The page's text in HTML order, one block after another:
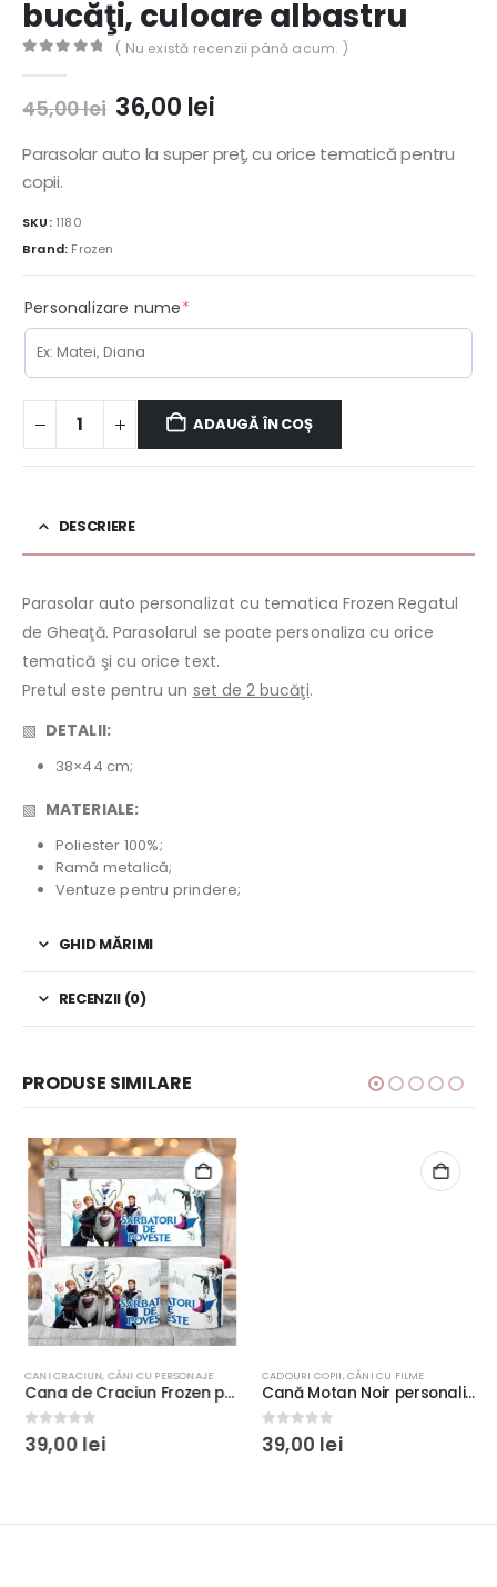
bucăţi, culoare albastru
( Nu există recenzii până acum. )
45,00lei Prețul
inițial
a
36,00 leiPrețul
este:
Parasolar auto la super preţ, cu orice tematică pentru
copii.
SKU: 1180
Brand: Frozen
Personalizare nume*(required)
ADAUGĂ ÎN COȘ
DESCRIERE
Parasolar auto personalizat cu tematica Frozen Regatul
de Gheaţă. Parasolarul se poate personaliza cu orice
tematică şi cu orice text.
Pretul este pentru un set de 2 bucăţi.
▧ DETALII:
38×44 cm;
▧ MATERIALE:
Poliester 100%;
Ramă metalică;
Ventuze pentru prindere;
GHID MĂRIMI
RECENZII (0)
PRODUSE SIMILARE
CANI CRACIUN, CĂNI CU PERSONAJE
Cana de Craciun Frozen personalizată cu mesaj, 350ml, ceramică, model 1
0out of 5
39,00 lei
CADOURI COPII,CĂNI CU FILME
Cană Motan Noir personalizată cu nume, ceramică, 350ml, Ladybug Buburuza
0out of 5
39,00 lei